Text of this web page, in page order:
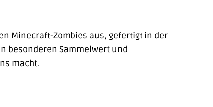
Minecraft-Zombies aus, gefertigt in der
besonderen Sammelwert und
macht.